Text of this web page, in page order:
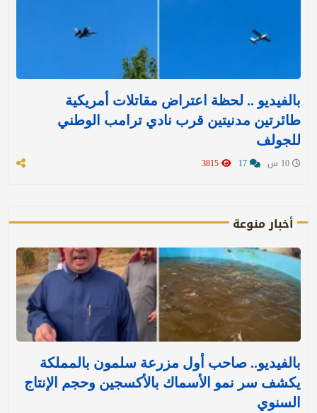
بالفيديو .. لحظة اعتراض مقاتلات أمريكية
طائرتين مدنيتين قرب نادي ترامب الوطني
للجولف
أخبار منوعة
بالفيديو.. صاحب أول مزرعة سلمون بالمملكة
يكشف سر نمو الأسماك بالأكسجين وحجم الإنتاج
السنوي